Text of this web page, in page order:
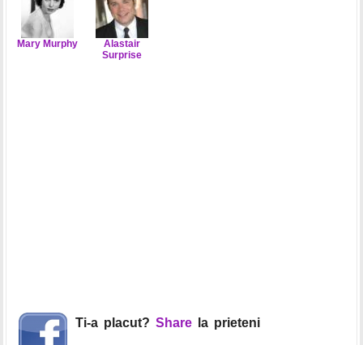
Mary Murphy
Alastair
Surprise
Ti-a placut? Share la prieteni